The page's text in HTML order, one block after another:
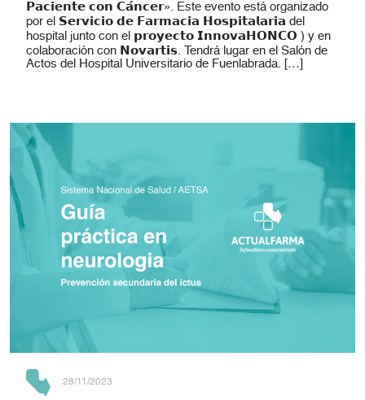
𝗣𝗮𝗰𝗶𝗲𝗻𝘁𝗲 𝗰𝗼𝗻 𝗖𝗮́𝗻𝗰𝗲𝗿». Este evento está organizado
por el 𝗦𝗲𝗿𝘃𝗶𝗰𝗶𝗼 𝗱𝗲 𝗙𝗮𝗿𝗺𝗮𝗰𝗶𝗮 𝗛𝗼𝘀𝗽𝗶𝘁𝗮𝗹𝗮𝗿𝗶𝗮 del
hospital junto con el 𝗽𝗿𝗼𝘆𝗲𝗰𝘁𝗼 𝗜𝗻𝗻𝗼𝘃𝗮𝗛𝗢𝗡𝗖𝗢 ) y en
colaboración con 𝗡𝗼𝘃𝗮𝗿𝘁𝗶𝘀. Tendrá lugar en el Salón de
Actos del Hospital Universitario de Fuenlabrada. […]
28/11/2023